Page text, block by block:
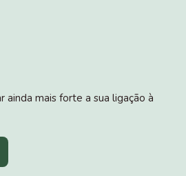
ainda mais forte a sua ligação à